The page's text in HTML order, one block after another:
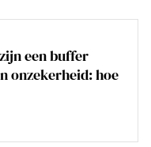
een buffer
onzekerheid: hoe